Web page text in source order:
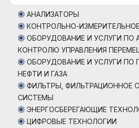
АНАЛИЗАТОРЫ
КОНТРОЛЬНО-
ОБОРУДОВАНИЕ И УСЛУГИ ПО
КОНТРОЛЮ УПРАВЛЕНИЯ
УПРАВЛЕНИЮ ПОТОКОМ
ОБОРУДОВАНИЕ И УСЛУГИ ПО
НЕФТИ И ГАЗА
ФИЛЬТРЫ, ФИЛЬТРАЦИОННОЕ
СИСТЕМЫ
ЭНЕРГОСБЕРЕГАЮЩИЕ
ЦИФРОВЫЕ ТЕХНОЛОГИИ